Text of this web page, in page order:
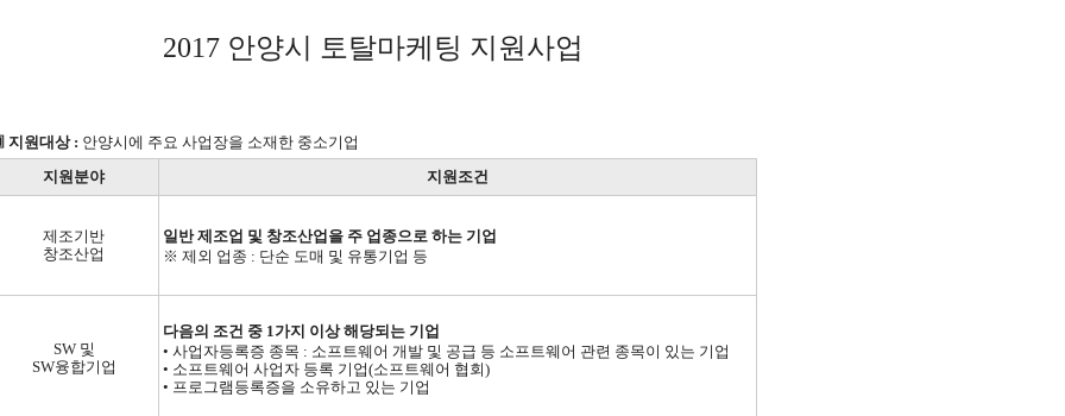
2017 안양시 토탈마케팅 지원사업
원대상 : 안양시에 주요 사업장을 소재한 중소기업
지원분야
지원조건
제조기반
창조산업
일반 제조업 및 창조산업을 주 업종으로 하는 기업
※ 제외 업종 : 단순 도매 및 유통기업 등
SW 및
SW융합기업
다음의 조건 중 1가지 이상 해당되는 기업
• 사업자등록증 종목 : 소프트웨어 개발 및 공급 등 소프트웨어 관련 종목이 있는 기업
• 소프트웨어 사업자 등록 기업(소프트웨어 협회)
• 프로그램등록증을 소유하고 있는 기업